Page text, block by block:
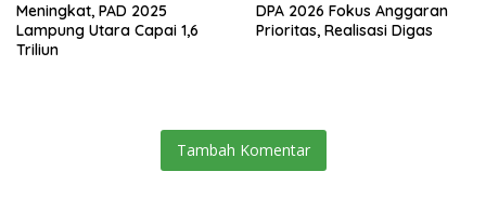
Meningkat, PAD 2025
Lampung Utara Capai 1,6
Triliun
DPA 2026 Fokus Anggaran
Prioritas, Realisasi Digas
Tambah Komentar